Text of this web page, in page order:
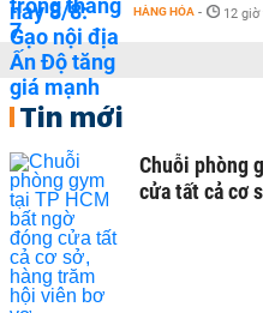
HÀNG HÓA - 12
Tin mới
Chuỗi phòng
cửa tất cả cơ